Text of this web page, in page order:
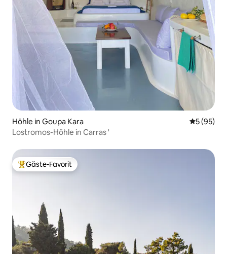
Höhle in Goupa Kara
5 (95)
Lostromos-Höhle in Carras '
Beliebter Gäste-Favorit.
Gäste-Favorit